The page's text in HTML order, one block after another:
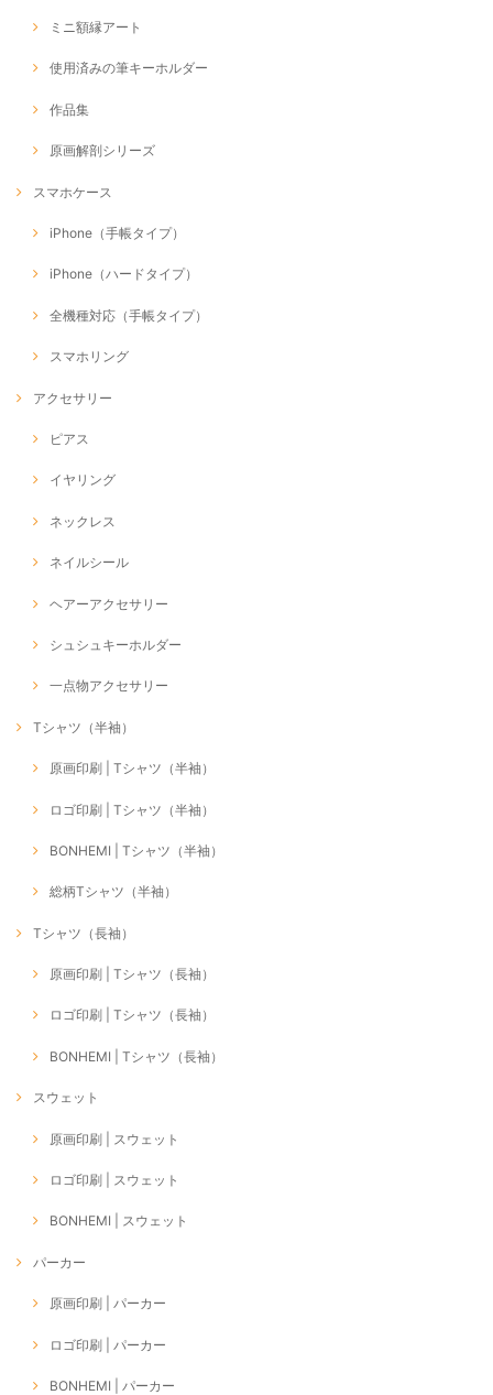
ミニ額縁アート
使用済みの筆キーホルダー
作品集
原画解剖シリーズ
スマホケース
iPhone（手帳タイプ）
iPhone（ハードタイプ）
全機種対応（手帳タイプ）
スマホリング
アクセサリー
ピアス
イヤリング
ネックレス
ネイルシール
ヘアーアクセサリー
シュシュキーホルダー
一点物アクセサリー
Tシャツ（半袖）
原画印刷 | Tシャツ（半袖）
ロゴ印刷 | Tシャツ（半袖）
BONHEMI | Tシャツ（半袖）
総柄Tシャツ（半袖）
Tシャツ（長袖）
原画印刷 | Tシャツ（長袖）
ロゴ印刷 | Tシャツ（長袖）
BONHEMI | Tシャツ（長袖）
スウェット
原画印刷 | スウェット
ロゴ印刷 | スウェット
BONHEMI | スウェット
パーカー
原画印刷 | パーカー
ロゴ印刷 | パーカー
BONHEMI | パーカー